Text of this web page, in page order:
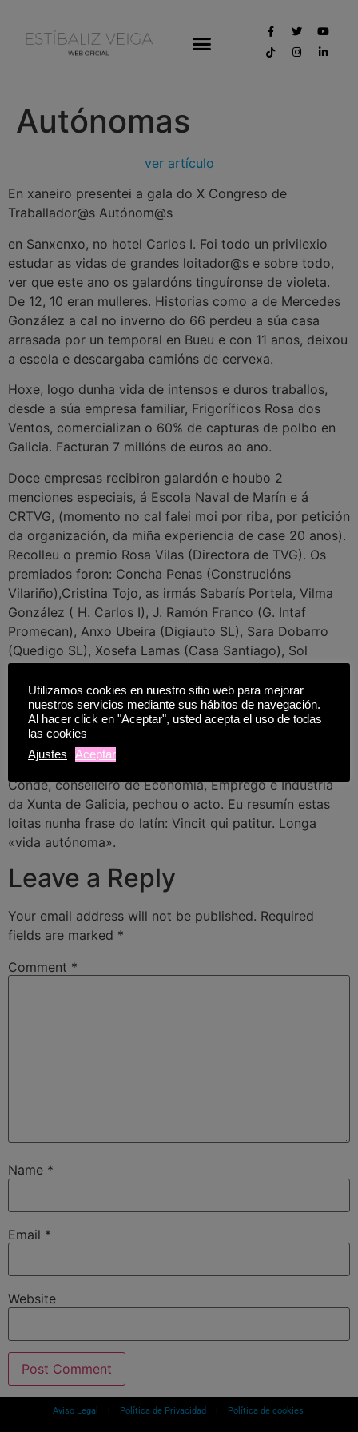
Autónomas
ver artículo
En xaneiro presentei a gala do X Congreso de
Traballador@s Autónom@s
en Sanxenxo, no hotel Carlos I. Foi todo un privilexio
estudar as vidas de grandes loitador@s e sobre todo,
ver que este ano os galardóns tinguíronse de violeta.
De 12, 10 eran mulleres. Historias como a de Mercedes
González a cal no inverno do 66 perdeu a súa casa
arrasada por un temporal en Bueu e con 11 anos, deixou
a escola e descargaba camións de cervexa.
Hoxe, logo dunha vida de intensos e duros traballos,
desde a súa empresa familiar, Frigoríficos Rosa dos
Ventos, comercializan o 60% de capturas de polbo en
Galicia. Facturan 7 millóns de euros ao ano.
Doce empresas recibiron galardón e houbo 2
menciones especiais, á Escola Naval de Marín e á
CRTVG, (momento no cal falei moi por riba, por petición
da organización, da miña experiencia de case 20 anos).
Recolleu o premio Rosa Vilas (Directora de TVG). Os
premiados foron: Concha Penas (Construcións
Vilariño),Cristina Tojo, as irmás Sabarís Portela, Vilma
González ( H. Carlos I), J. Ramón Franco (G. Intaf
Promecan), Anxo Ubeira (Digiauto SL), Sara Dobarro
(Quedigo SL), Xosefa Lamas (Casa Santiago), Sol
Novoa (Sol Novoa Avogado) e a luguesa Carmen José
López ( Licenciada en Dereito pola USC ), no 2008
fundou xunto a 3 socios o estudo xurídico
multidisciplinar Lustrum Avogados con sedes en Lugo e
Santiago, tamén cofundadora da Compañía Empresarial
Pacios, S.L., empresa familiar en Sarria. D. Francisco
Conde, conselleiro de Economía, Emprego e Industria
da Xunta de Galicia, pechou o acto. Eu resumín estas
loitas nunha frase do latín: Vincit qui patitur. Longa
«vida autónoma».
Leave a Reply
Your email address will not be published. Required
fields are marked *
Comment *
Name *
Email *
Website
Aviso Legal Política de Privacidad Política de cookies
Utilizamos cookies en nuestro sitio web para mejorar
nuestros servicios mediante sus hábitos de navegación.
Al hacer click en "Aceptar", usted acepta el uso de todas
las cookies
Ajustes
Aceptar